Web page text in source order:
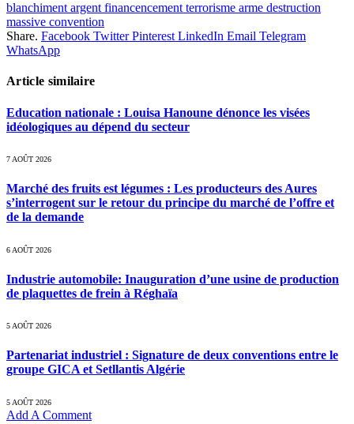
blanchiment argent financencement terrorisme arme destruction
massive convention
Share. Facebook Twitter Pinterest LinkedIn Email Telegram
WhatsApp
Article similaire
Education nationale : Louisa Hanoune dénonce les visées
idéologiques au dépend du secteur
7 AOÛT 2026
Marché des fruits est légumes : Les producteurs des Aures
s’interrogent sur le retour du principe du marché de l’offre et
de la demande
6 AOÛT 2026
Industrie automobile: Inauguration d’une usine de production
de plaquettes de frein à Réghaïa
5 AOÛT 2026
Partenariat industriel : Signature de deux conventions entre le
groupe GICA et Setllantis Algérie
5 AOÛT 2026
Add A Comment